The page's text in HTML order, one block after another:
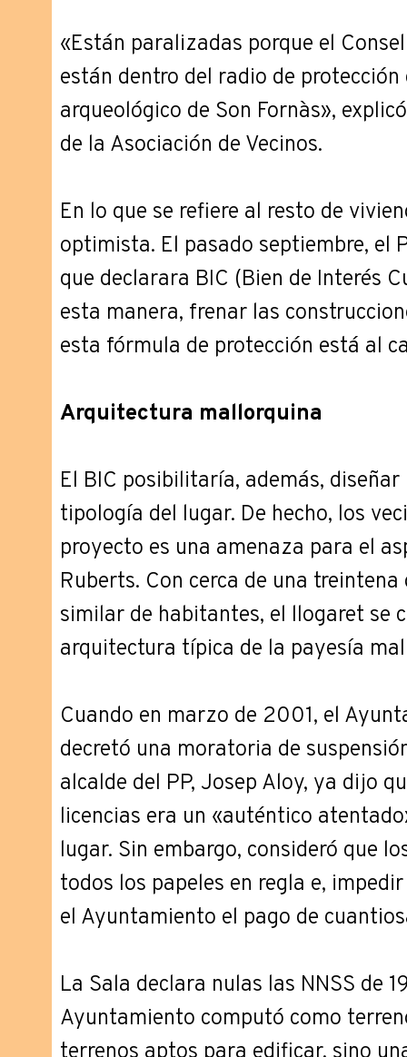
«Están paralizadas porque el
están dentro del radio de
arqueológico de Son Fornàs»,
de la Asociación de Vecinos.
En lo que se refiere al resto de
optimista. El pasado septiembre, el
que declarara BIC (Bien de Interés
esta manera, frenar las
esta fórmula de protección está al
Arquitectura mallorquina
El BIC posibilitaría, además,
tipología del lugar. De hecho, los
proyecto es una amenaza para el
Ruberts. Con cerca de una treintena
similar de habitantes, el llogaret se
arquitectura típica de la payesía
Cuando en marzo de 2001, el
decretó una moratoria de
alcalde del PP, Josep Aloy, ya dijo
licencias era un «auténtico
lugar. Sin embargo, consideró que
todos los papeles en regla e,
el Ayuntamiento el pago de
La Sala declara nulas las NNSS de
Ayuntamiento computó como